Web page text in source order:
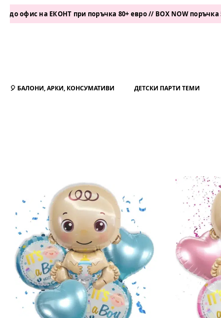
при поръчка 80+ евро // BOX NOW поръчка 50+ евро •
🎈 БАЛОНИ, АРКИ, КОНСУМАТИВИ ДЕТСКИ ПАРТИ ТЕМИ